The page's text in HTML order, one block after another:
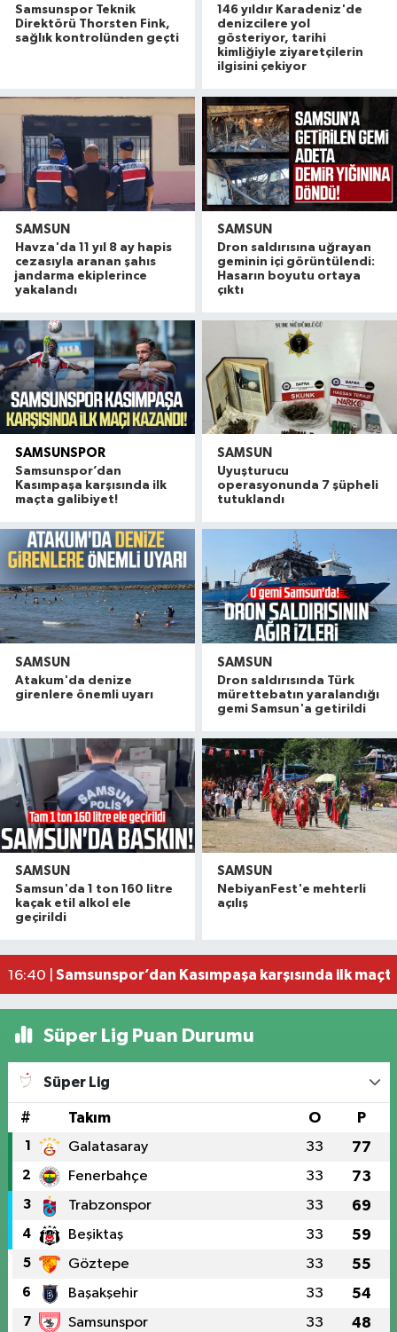
Samsunspor Teknik
Direktörü Thorsten Fink,
sağlık kontrolünden geçti
146 yıldır Karadeniz'de
denizcilere yol
gösteriyor, tarihi
kimliğiyle ziyaretçilerin
ilgisini çekiyor
SAMSUN
Havza'da 11 yıl 8 ay hapis
cezasıyla aranan şahıs
jandarma ekiplerince
yakalandı
SAMSUN
Dron saldırısına uğrayan
geminin içi görüntülendi:
Hasarın boyutu ortaya
çıktı
SAMSUNSPOR
Samsunspor’dan
Kasımpaşa karşısında ilk
maçta galibiyet!
SAMSUN
Uyuşturucu
operasyonunda 7 şüpheli
tutuklandı
SAMSUN
Atakum'da denize
girenlere önemli uyarı
SAMSUN
Dron saldırısında Türk
mürettebatın yaralandığı
gemi Samsun'a getirildi
SAMSUN
Samsun'da 1 ton 160 litre
kaçak etil alkol ele
geçirildi
SAMSUN
NebiyanFest'e mehterli
açılış
10:19 |Samsunspor Teknik Direktörü Thorsten Fink,
10:10 | 146 yıldır Karadeniz'de denizcilere yol
19:58 | Havza'da 11 yıl 8 ay hapis cezasıyla aranan
16:40 | Samsunspor’dan Kasımpaşa karşısında ilk
Süper Lig Puan Durumu
Süper Lig
# Takım O P
1 Galatasaray 33 77
2 Fenerbahçe 33 73
3 Trabzonspor 33 69
4 Beşiktaş 33 59
5 Göztepe 33 55
6 Başakşehir 33 54
7 Samsunspor 33 48